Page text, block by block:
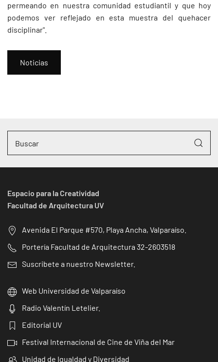
permeando en nuestra comunidad estudiantil y que hoy
podemos ver reflejado en esta muestra del quehacer
disciplinar".
Noticias
Espacio para la Creatividad
Facultad de Arquitectura UV
Avenida El Parque #570, Playa Ancha, Valparaíso.
Portería Facultad de Arquitectura 32-2603518
Suscribete a nuestro Newsletter.
Web Universidad de Valparaíso
Radio Valentín Letelier.
Editorial UV
Festival Internacional de Cine de Viña del Mar
Unidad de Igualdad y Diversidad